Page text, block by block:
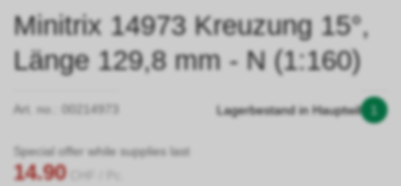
Minitrix 14973 Kreuzung 15°,
Länge 129,8 mm - N (1:160)
Art. no.: 00214973 Lagerbestand in Hauptwil 1
Special offer while supplies last
14.90